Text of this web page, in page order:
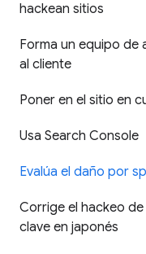
hackean sitios
Forma un equipo de
al cliente
Poner en el sitio en
Usa Search Console
Evalúa el daño por
Corrige el hackeo
clave en japonés